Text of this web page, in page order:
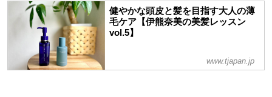
健やかな頭皮と髪を目指す大人の薄
毛ケア【伊熊奈美の美髪レッスン
vol.5】
www.tjapan.jp